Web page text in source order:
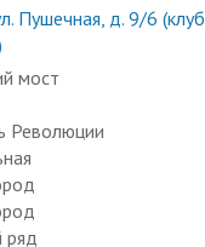
Пушечная, д. 9/6 (клуб
мост
Революции
ряд